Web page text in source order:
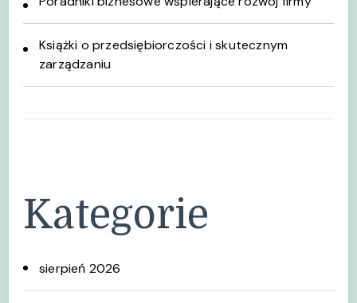
Książki o przedsiębiorczości i skutecznym
zarządzaniu
Kategorie
sierpień 2026